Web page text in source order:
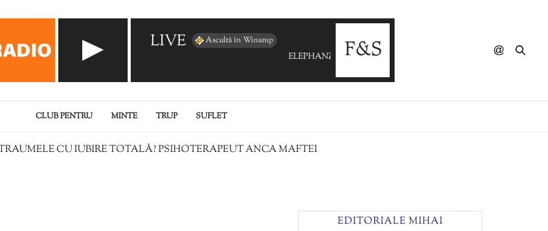
LIVE Ascultă în Winamp
ELEPHANZ & EUGENIE - Maryland
CLUB PENTRU MINTE TRUP SUFLET
CU IUBIRE TOTALĂ? PSIHOTERAPEUT ANCA MAFTEI
EDITORIALE MIHAI